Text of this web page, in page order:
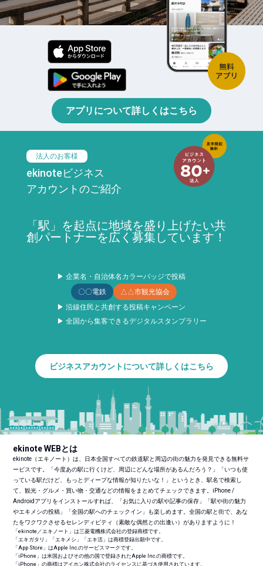
アプリについて詳しくはこちら
法人のお客様
ekinoteビジネス
アカウントのご紹介
「駅」を起点に地域を盛り上げたい共
創パートナーを広く募集しています！
▶ 企業名・自治体名カラーバッジで投稿
〇〇電鉄
△△市観光協会
▶ 沿線住民と共創する投稿キャンペーン
▶ 全国から集客できるデジタルスタンプラリー
ビジネスアカウントについて詳しくはこちら
ekinote WEBとは
ekinote（エキノート）は、日本全国すべての鉄道駅と周辺の街の魅力を発見できる無料サ
ービスです。「今度あの駅に行くけど、周辺にどんな場所があるんだろう？」「いつも使
っている駅だけど、もっとディープな情報が知りたいな！」というとき、駅名で検索し
て、観光・グルメ・買い物・交通などの情報をまとめてチェックできます。iPhone /
Androidアプリをインストールすれば、「お気に入りの駅や記事の保存」「駅や街の魅力
やエキメシの投稿」「全国の駅へのチェックイン」も楽しめます。全国の駅と街で、あな
たをワクワクさせるセレンディピティ（素敵な偶然との出逢い）がありますように！
「ekinote／エキノート」は三菱電機株式会社の登録商標です。
「エキガタリ」「エキメシ」「エキ活」は商標登録出願中です。
「App Store」はApple Inc.のサービスマークです。
「iPhone」は米国およびその他の国で登録されたApple Inc.の商標です。
「iPhone」の商標はアイホン株式会社のライセンスに基づき使用されています。